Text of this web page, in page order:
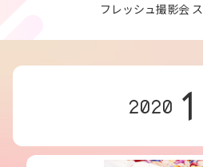
フレッシュ撮影会
2020